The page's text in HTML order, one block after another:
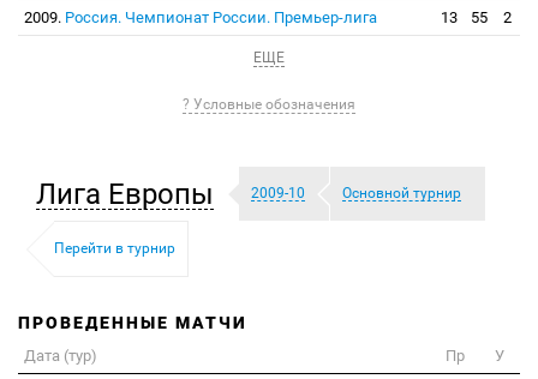
2009. Россия. Чемпионат России. Премьер-лига 13 55 2
ЕЩЕ
? Условные обозначения
Лига Европы 2009-10 Основной турнир
Перейти в турнир
ПРОВЕДЕННЫЕ МАТЧИ
Дата (тур) Пр
У